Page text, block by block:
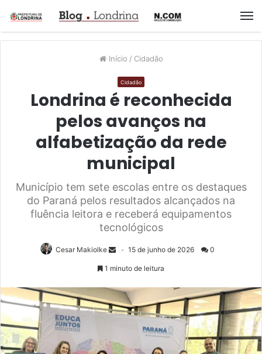
Início / Cidadão
Cidadão
Londrina é reconhecida
pelos avanços na
alfabetização da rede
municipal
Município tem sete escolas entre os destaques
do Paraná pelos resultados alcançados na
fluência leitora e receberá equipamentos
tecnológicos
Cesar Makiolke 15 de junho de 2026 0
1 minuto de leitura